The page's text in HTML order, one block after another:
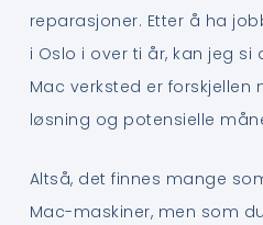
reparasjoner. Etter å ha
i Oslo i over ti år, kan jeg
Mac verksted er forskjellen
løsning og potensielle
Altså, det finnes mange
Mac-maskiner, men som